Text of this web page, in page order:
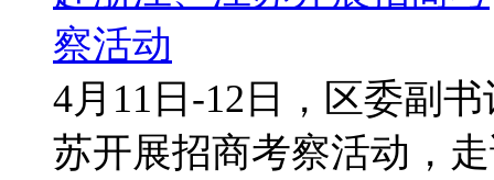
4月11日-12日，区委副
苏开展招商考察活动，